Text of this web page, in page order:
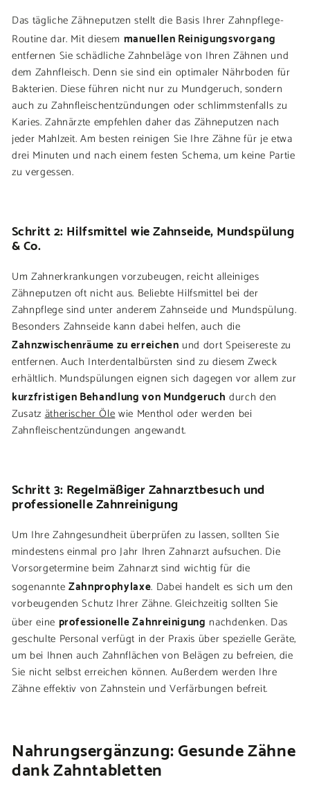
Das tägliche Zähneputzen stellt die Basis Ihrer Zahnpflege-
Routine dar. Mit diesem manuellen Reinigungsvorgang
entfernen Sie schädliche Zahnbeläge von Ihren Zähnen und
dem Zahnfleisch. Denn sie sind ein optimaler Nährboden für
Bakterien. Diese führen nicht nur zu Mundgeruch, sondern
auch zu Zahnfleischentzündungen oder schlimmstenfalls zu
Karies. Zahnärzte empfehlen daher das Zähneputzen nach
jeder Mahlzeit. Am besten reinigen Sie Ihre Zähne für je etwa
drei Minuten und nach einem festen Schema, um keine Partie
zu vergessen.
Schritt 2: Hilfsmittel wie Zahnseide, Mundspülung
& Co.
Um Zahnerkrankungen vorzubeugen, reicht alleiniges
Zähneputzen oft nicht aus. Beliebte Hilfsmittel bei der
Zahnpflege sind unter anderem Zahnseide und Mundspülung.
Besonders Zahnseide kann dabei helfen, auch die
Zahnzwischenräume zu erreichen und dort Speisereste zu
entfernen. Auch Interdentalbürsten sind zu diesem Zweck
erhältlich. Mundspülungen eignen sich dagegen vor allem zur
kurzfristigen Behandlung von Mundgeruch durch den
Zusatzätherischer Ölewie Menthol oder werden bei
Zahnfleischentzündungen angewandt.
Schritt 3: Regelmäßiger Zahnarztbesuch und
professionelle Zahnreinigung
Um Ihre Zahngesundheit überprüfen zu lassen, sollten Sie
mindestens einmal pro Jahr Ihren Zahnarzt aufsuchen. Die
Vorsorgetermine beim Zahnarzt sind wichtig für die
sogenannteZahnprophylaxe. Dabei handelt es sich um den
vorbeugenden Schutz Ihrer Zähne. Gleichzeitig sollten Sie
über eine professionelle Zahnreinigung nachdenken. Das
geschulte Personal verfügt in der Praxis über spezielle Geräte,
um bei Ihnen auch Zahnflächen von Belägen zu befreien, die
Sie nicht selbst erreichen können. Außerdem werden Ihre
Zähne effektiv von Zahnstein und Verfärbungen befreit.
Nahrungsergänzung: Gesunde Zähne
dank Zahntabletten